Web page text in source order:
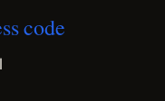
code